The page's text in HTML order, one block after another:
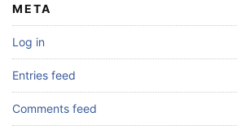
META
Log in
Entries feed
Comments feed